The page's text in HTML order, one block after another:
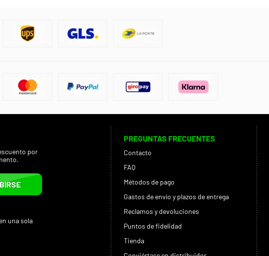
por
una sola
PREGUNTAS FRECUENTES
Contacto
FAQ
Métodos de pago
Gastos de envío y plazos de entrega
Reclamos y devoluciones
Puntos de fidelidad
Tienda